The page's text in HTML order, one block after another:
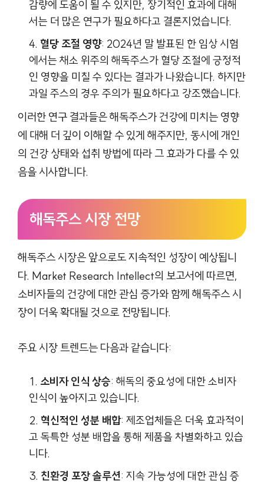
감량에 도움이 될 수 있지만, 장기적인 효과에 대해
서는 더 많은 연구가 필요하다고 결론지었습니다.
혈당 조절 영향: 2024년 말 발표된 한 임상 시험
에서는 채소 위주의 해독주스가 혈당 조절에 긍정적
인 영향을 미칠 수 있다는 결과가 나왔습니다. 하지만
과일 주스의 경우 주의가 필요하다고 강조했습니다.
이러한 연구 결과들은 해독주스가 건강에 미치는 영향
에 대해 더 깊이 이해할 수 있게 해주지만, 동시에 개인
의 건강 상태와 섭취 방법에 따라 그 효과가 다를 수 있
음을 시사합니다.
해독주스 시장 전망
해독주스 시장은 앞으로도 지속적인 성장이 예상됩니
다. Market Research Intellect의 보고서에 따르면,
소비자들의 건강에 대한 관심 증가와 함께 해독주스 시
장이 더욱 확대될 것으로 전망됩니다.
주요 시장 트렌드는 다음과 같습니다:
소비자 인식 상승: 해독의 중요성에 대한 소비자
인식이 높아지고 있습니다.
혁신적인 성분 배합: 제조업체들은 더욱 효과적이
고 독특한 성분 배합을 통해 제품을 차별화하고 있습
니다.
친환경 포장 솔루션: 지속 가능성에 대한 관심 증